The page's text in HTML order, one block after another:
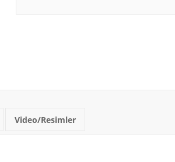
Video/Resimler